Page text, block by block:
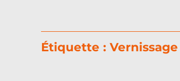
Étiquette :Vernissage